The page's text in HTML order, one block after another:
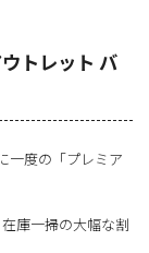
トレット バ
一度の「プレミア
庫一掃の大幅な割